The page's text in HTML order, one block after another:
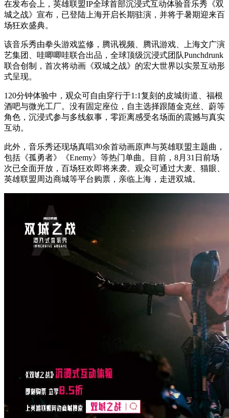
在发布会上，英雄联盟IP全球首部沉浸式互动体验音乐秀《双
城之战》宣布，已登陆上海开启长期驻演，并将于暑期迎来百
场狂欢盛典。
该音乐秀由拳头游戏监修，腾讯视频、腾讯游戏、上海文广演
艺集团、哇唧唧哇联合出品，全球顶级沉浸式团队Punchdrunk
联合创制，首次将动画《双城之战》的宏大世界以实景互动形
式呈现。
120分钟体验中，观众可自由穿行于1:1复刻的皮城街道、福根
酒吧与微光工厂。没有固定座位，自主选择跟随金克丝、蔚等
角色，沉浸式参与多线叙事，零距离感受名场面的震撼与真实
互动。
此外，音乐秀还现场真唱30余首动画原声与英雄联盟主题曲，
包括《孤勇者》《Enemy》等热门单曲。目前，8月31日前场
次已全面开放，百场狂欢即将来袭。观众可通过大麦、猫眼、
英雄联盟周边商城等平台购票，亲临上海，走进双城。